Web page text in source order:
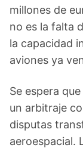
millones de
no es la falta
la capacidad
aviones ya
Se espera
un arbitraje
disputas
aeroespacial.